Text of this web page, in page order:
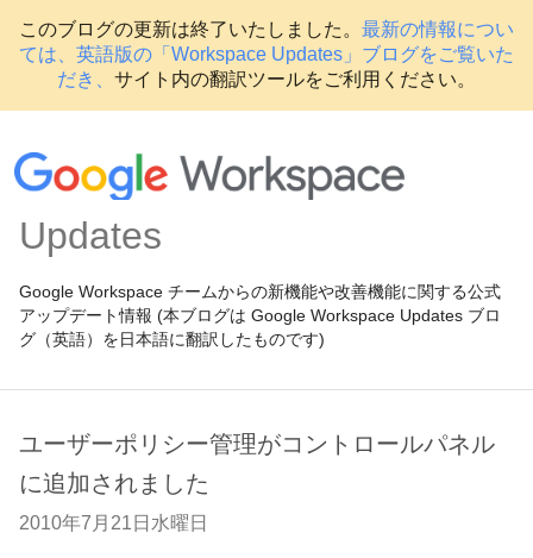
このブログの更新は終了いたしました。 最新の情報につい
ては、英語版の「Workspace Updates」ブログをご覧いた
だき、 サイト内の翻訳ツールをご利用ください。
Updates
Google Workspace チームからの新機能や改善機能に関する公式
アップデート情報 (本ブログは Google Workspace Updates ブロ
グ（英語）を日本語に翻訳したものです)
ユーザーポリシー管理がコントロールパネル
に追加されました
2010年7月21日水曜日